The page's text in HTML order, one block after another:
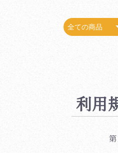
利用